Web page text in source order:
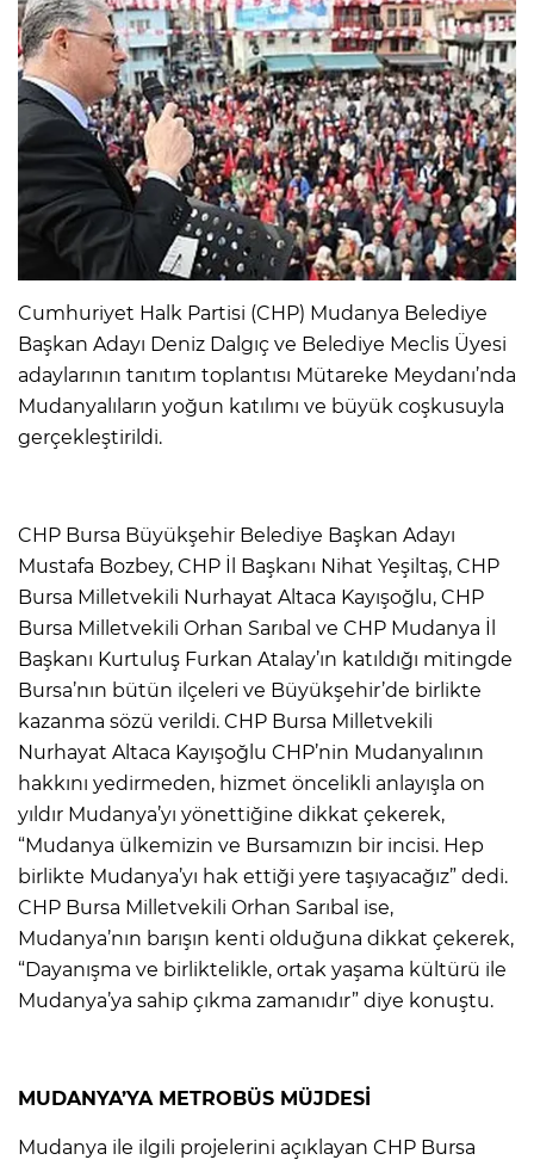
Cumhuriyet Halk Partisi (CHP) Mudanya Belediye
Başkan Adayı Deniz Dalgıç ve Belediye Meclis Üyesi
adaylarının tanıtım toplantısı Mütareke Meydanı’nda
Mudanyalıların yoğun katılımı ve büyük coşkusuyla
gerçekleştirildi.
CHP Bursa Büyükşehir Belediye Başkan Adayı
Mustafa Bozbey, CHP İl Başkanı Nihat Yeşiltaş, CHP
Bursa Milletvekili Nurhayat Altaca Kayışoğlu, CHP
Bursa Milletvekili Orhan Sarıbal ve CHP Mudanya İl
Başkanı Kurtuluş Furkan Atalay’ın katıldığı mitingde
Bursa’nın bütün ilçeleri ve Büyükşehir’de birlikte
kazanma sözü verildi. CHP Bursa Milletvekili
Nurhayat Altaca Kayışoğlu CHP’nin Mudanyalının
hakkını yedirmeden, hizmet öncelikli anlayışla on
yıldır Mudanya’yı yönettiğine dikkat çekerek,
“Mudanya ülkemizin ve Bursamızın bir incisi. Hep
birlikte Mudanya’yı hak ettiği yere taşıyacağız” dedi.
CHP Bursa Milletvekili Orhan Sarıbal ise,
Mudanya’nın barışın kenti olduğuna dikkat çekerek,
“Dayanışma ve birliktelikle, ortak yaşama kültürü ile
Mudanya’ya sahip çıkma zamanıdır” diye konuştu.
MUDANYA’YA METROBÜS MÜJDESİ
Mudanya ile ilgili projelerini açıklayan CHP Bursa